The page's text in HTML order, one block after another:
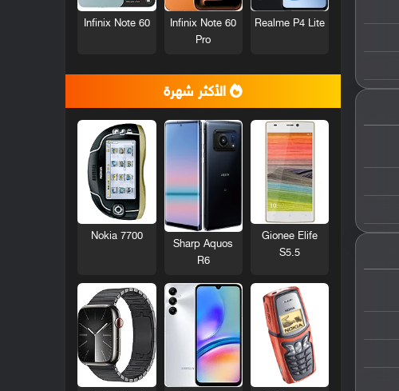
Realme P4 Lite
Infinix Note 60
Pro
Infinix Note 60
الأكثر شهرة
Gionee Elife
S5.5
Sharp Aquos
R6
Nokia 7700